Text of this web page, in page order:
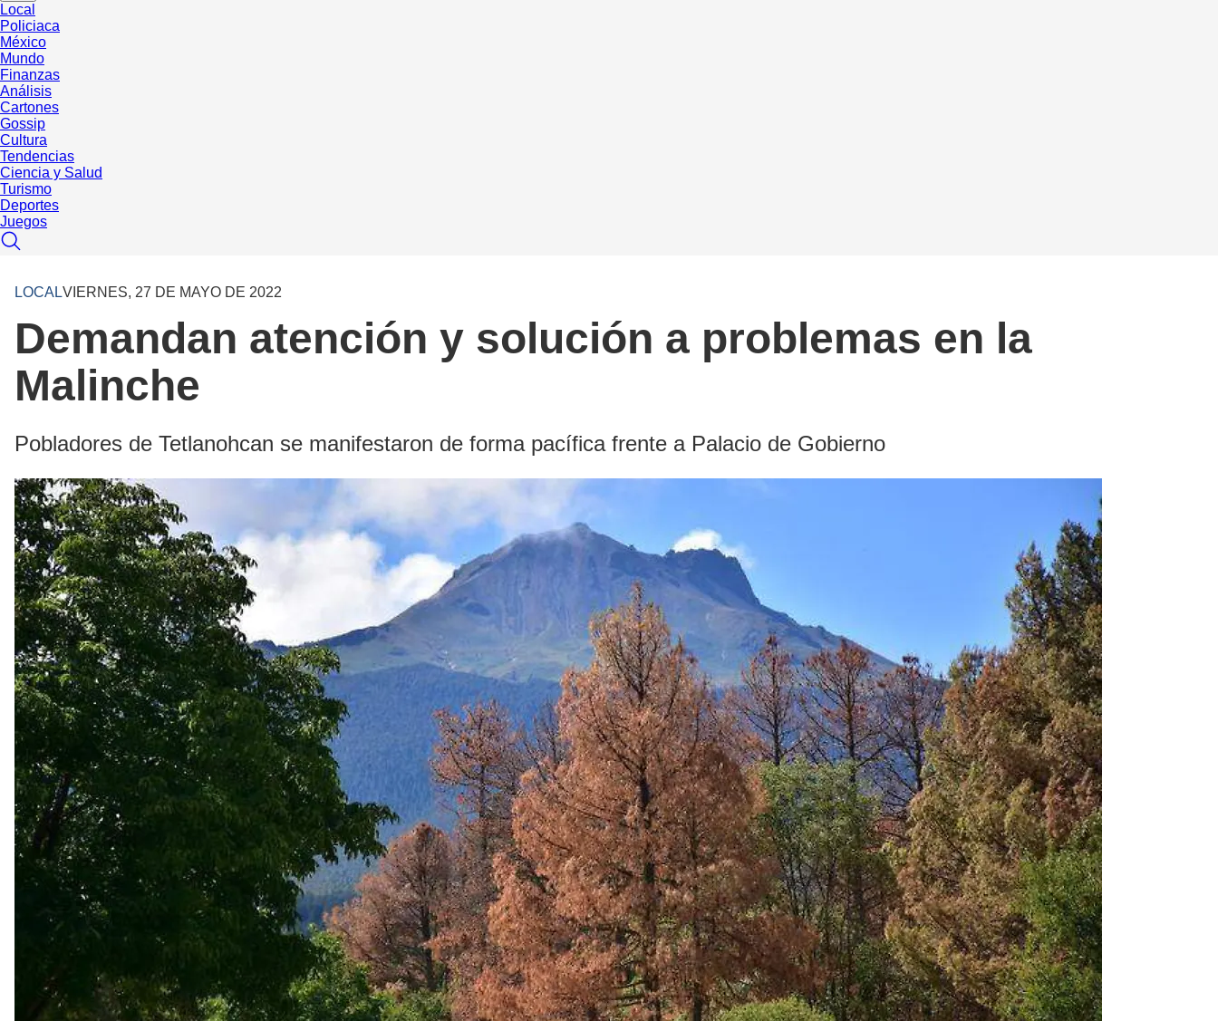
Local
Policiaca
México
Mundo
Finanzas
Análisis
Cartones
Gossip
Cultura
Tendencias
Ciencia y Salud
Turismo
Deportes
Juegos
LOCALVIERNES, 27 DE MAYO DE 2022
Demandan atención y solución a problemas en la
Malinche
Pobladores de Tetlanohcan se manifestaron de forma pacífica frente a Palacio de Gobierno